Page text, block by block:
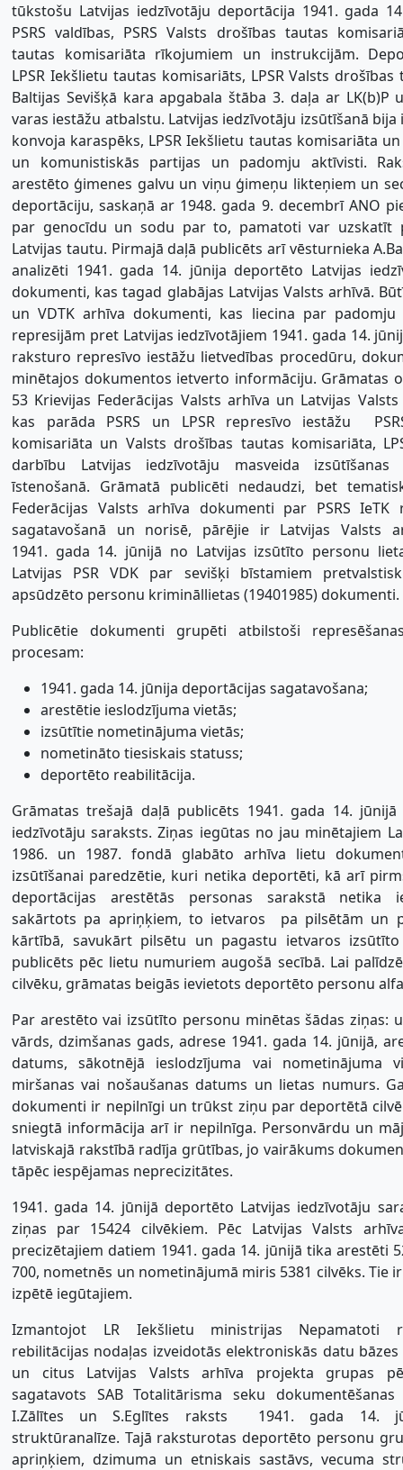
tūkstošu Latvijas iedzīvotāju deportācija 1941. gada
PSRS valdības, PSRS Valsts drošības tautas
tautas komisariāta rīkojumiem un instrukcijām.
LPSR Iekšlietu tautas komisariāts, LPSR Valsts
Baltijas Sevišķā kara apgabala štāba 3. daļa ar LK(b)P
varas iestāžu atbalstu. Latvijas iedzīvotāju izsūtīšanā bija
konvoja karaspēks, LPSR Iekšlietu tautas komisariāta
un komunistiskās partijas un padomju aktīvisti.
arestēto ģimenes galvu un viņu ģimeņu likteņiem un
deportāciju, saskaņā ar 1948. gada 9. decembrī ANO
par genocīdu un sodu par to, pamatoti var uzskatīt
Latvijas tautu. Pirmajā daļā publicēts arī vēsturnieka
analizēti 1941. gada 14. jūnija deportēto Latvijas
dokumenti, kas tagad glabājas Latvijas Valsts arhīvā.
un VDTK arhīva dokumenti, kas liecina par padomju
represijām pret Latvijas iedzīvotājiem 1941. gada 14.
raksturo represīvo iestāžu lietvedības procedūru,
minētajos dokumentos ietverto informāciju. Grāmatas
53 Krievijas Federācijas Valsts arhīva un Latvijas
kas parāda PSRS un LPSR represīvo iestāžu 
komisariāta un Valsts drošības tautas komisariāta,
darbību Latvijas iedzīvotāju masveida izsūtīšanas
īstenošanā. Grāmatā publicēti nedaudzi, bet
Federācijas Valsts arhīva dokumenti par PSRS IeTK
sagatavošanā un norisē, pārējie ir Latvijas Valsts
1941. gada 14. jūnijā no Latvijas izsūtīto personu
Latvijas PSR VDK par sevišķi bīstamiem
apsūdzēto personu krimināllietas (19401985) dokumenti.
Publicētie dokumenti grupēti atbilstoši
procesam:
1941. gada 14. jūnija deportācijas sagatavošana;
arestētie ieslodzījuma vietās;
izsūtītie nometinājuma vietās;
nometināto tiesiskais statuss;
deportēto reabilitācija.
Grāmatas trešajā daļā publicēts 1941. gada 14.
iedzīvotāju saraksts. Ziņas iegūtas no jau minētajiem
1986. un 1987. fondā glabāto arhīva lietu
izsūtīšanai paredzētie, kuri netika deportēti, kā arī
deportācijas arestētās personas sarakstā netika
sakārtots pa apriņķiem, to ietvaros  pa pilsētām un
kārtībā, savukārt pilsētu un pagastu ietvaros
publicēts pēc lietu numuriem augošā secībā. Lai
cilvēku, grāmatas beigās ievietots deportēto personu
Par arestēto vai izsūtīto personu minētas šādas ziņas:
vārds, dzimšanas gads, adrese 1941. gada 14. jūnijā,
datums, sākotnējā ieslodzījuma vai nometinājuma
miršanas vai nošaušanas datums un lietas numurs.
dokumenti ir nepilnīgi un trūkst ziņu par deportētā
sniegtā informācija arī ir nepilnīga. Personvārdu un
latviskajā rakstībā radīja grūtības, jo vairākums
tāpēc iespējamas neprecizitātes.
1941. gada 14. jūnijā deportēto Latvijas iedzīvotāju
ziņas par 15424 cilvēkiem. Pēc Latvijas Valsts
precizētajiem datiem 1941. gada 14. jūnijā tika arestēti
700, nometnēs un nometinājumā miris 5381 cilvēks. Tie
izpētē iegūtajiem.
Izmantojot LR Iekšlietu ministrijas Nepamatoti
rebilitācijas nodaļas izveidotās elektroniskās datu
un citus Latvijas Valsts arhīva projekta grupas
sagatavots SAB Totalitārisma seku
I.Zālītes un S.Eglītes raksts  1941. gada 14.
struktūranalīze. Tajā raksturotas deportēto personu
apriņķiem, dzimuma un etniskais sastāvs, vecuma